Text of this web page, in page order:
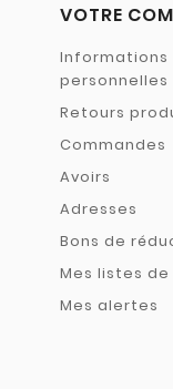
VOTRE
Informations
personnelles
Retours
Commandes
Avoirs
Adresses
Bons de
Mes listes
Mes alertes